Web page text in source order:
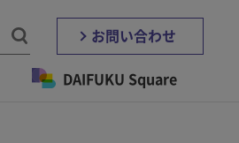
お問い合わせ
DAIFUKU Square